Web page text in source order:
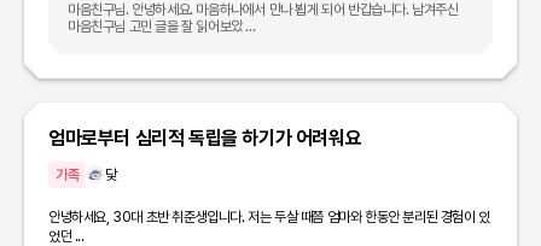
마음친구님. 안녕하세요. 마음하나에서 만나 뵙게 되어 반갑습니다. 남겨주신
마음친구님 고민 글을 잘 읽어보았 ...
엄마로부터 심리적 독립을 하기가 어려워요
가족 닻
안녕하세요, 30대 초반 취준생입니다. 저는 두살 때쯤 엄마와 한동안 분리된 경험이 있
었던 ...